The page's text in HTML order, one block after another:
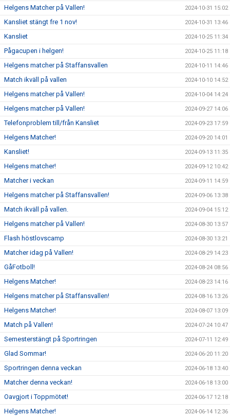
Helgens Matcher på Vallen! 2024-10-31 15:02
Kansliet stängt fre 1 nov! 2024-10-31 13:46
Kansliet 2024-10-25 11:34
Pågacupen i helgen! 2024-10-25 11:18
Helgens matcher på Staffansvallen 2024-10-11 14:46
Match ikväll på vallen 2024-10-10 14:52
Helgens matcher på Vallen! 2024-10-04 14:24
Helgens matcher på Vallen! 2024-09-27 14:06
Telefonproblem till/från Kansliet 2024-09-23 17:59
Helgens Matcher! 2024-09-20 14:01
Kansliet! 2024-09-13 11:35
Helgens matcher! 2024-09-12 10:42
Matcher i veckan 2024-09-11 14:59
Helgens matcher på Staffansvallen! 2024-09-06 13:38
Match ikväll på vallen. 2024-09-04 15:12
Helgens matcher på Vallen! 2024-08-30 13:57
Flash höstlovscamp 2024-08-30 13:21
Matcher idag på Vallen! 2024-08-29 14:23
GåFotboll! 2024-08-24 08:56
Helgens Matcher! 2024-08-23 14:16
Helgens matcher på Staffansvallen! 2024-08-16 13:26
Helgens Matcher! 2024-08-07 13:09
Match på Vallen! 2024-07-24 10:47
Semesterstängt på Sportringen 2024-07-11 12:49
Glad Sommar! 2024-06-20 11:20
Sportringen denna veckan 2024-06-18 13:40
Matcher denna veckan! 2024-06-18 13:00
Oavgjort i Toppmötet! 2024-06-17 12:18
Helgens Matcher! 2024-06-14 12:36